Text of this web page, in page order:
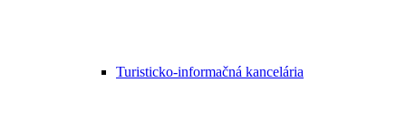
Turisticko-informačná kancelária